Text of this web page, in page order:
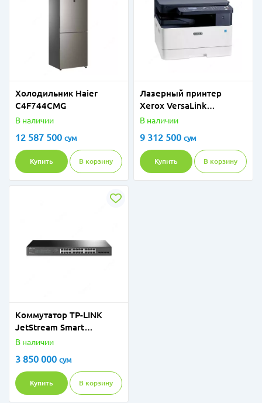
Холодильник Haier
C4F744CMG
В наличии
12 587 500 сум
Купить В корзину
Лазерный принтер
Xerox VersaLink
B1025DN
В наличии
9 312 500 сум
Купить В корзину
Kоммутатор TP-LINK
JetStream Smart
коммутатор на 24 порта
В наличии
3 850 000 сум
Купить В корзину